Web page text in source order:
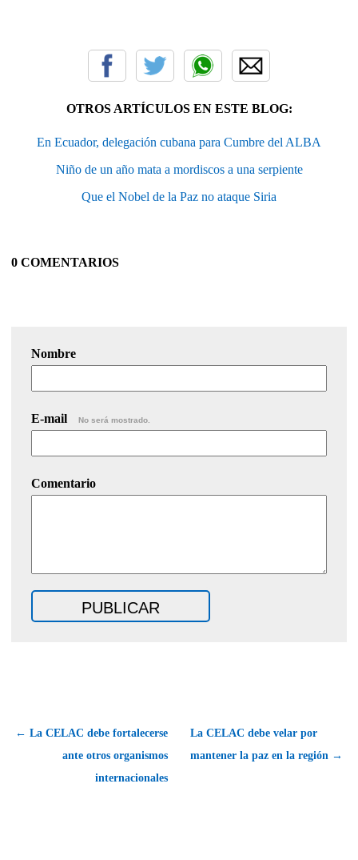
OTROS ARTÍCULOS EN ESTE BLOG:
En Ecuador, delegación cubana para Cumbre del ALBA
Niño de un año mata a mordiscos a una serpiente
Que el Nobel de la Paz no ataque Siria
0 COMENTARIOS
Nombre
E-mail No será mostrado.
Comentario
← La CELAC debe fortalecerse
ante otros organismos
internacionales
La CELAC debe velar por
mantener la paz en la región →